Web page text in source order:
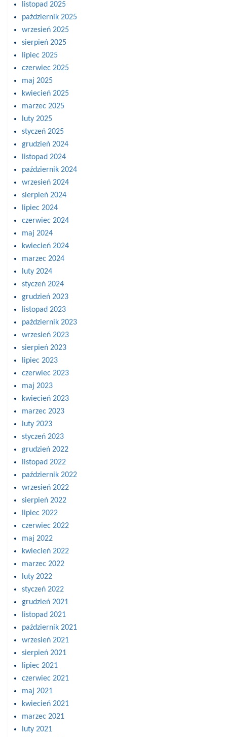
listopad 2025
październik 2025
wrzesień 2025
sierpień 2025
lipiec 2025
czerwiec 2025
maj 2025
kwiecień 2025
marzec 2025
luty 2025
styczeń 2025
grudzień 2024
listopad 2024
październik 2024
wrzesień 2024
sierpień 2024
lipiec 2024
czerwiec 2024
maj 2024
kwiecień 2024
marzec 2024
luty 2024
styczeń 2024
grudzień 2023
listopad 2023
październik 2023
wrzesień 2023
sierpień 2023
lipiec 2023
czerwiec 2023
maj 2023
kwiecień 2023
marzec 2023
luty 2023
styczeń 2023
grudzień 2022
listopad 2022
październik 2022
wrzesień 2022
sierpień 2022
lipiec 2022
czerwiec 2022
maj 2022
kwiecień 2022
marzec 2022
luty 2022
styczeń 2022
grudzień 2021
listopad 2021
październik 2021
wrzesień 2021
sierpień 2021
lipiec 2021
czerwiec 2021
maj 2021
kwiecień 2021
marzec 2021
luty 2021